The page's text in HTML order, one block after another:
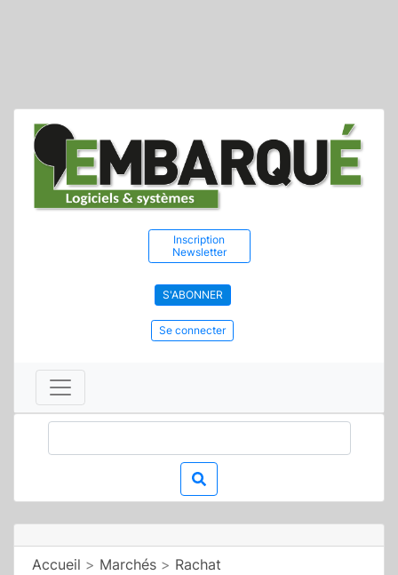
Inscription
Newsletter
S'ABONNER
Se connecter
Accueil > Marchés > Rachat